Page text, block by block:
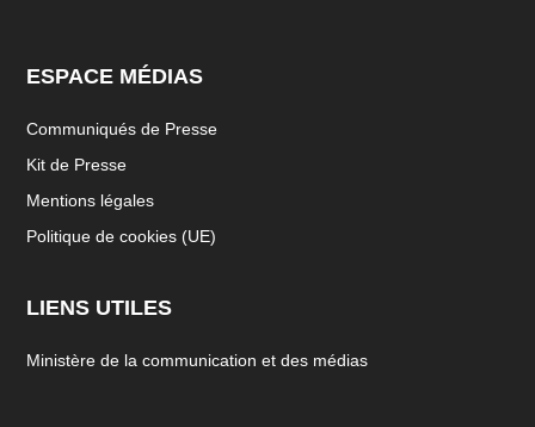
ESPACE MÉDIAS
Communiqués de Presse
Kit de Presse
Mentions légales
Politique de cookies (UE)
LIENS UTILES
Ministère de la communication et des médias